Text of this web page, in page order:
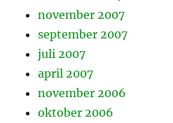
november 2007
september 2007
juli 2007
april 2007
november 2006
oktober 2006